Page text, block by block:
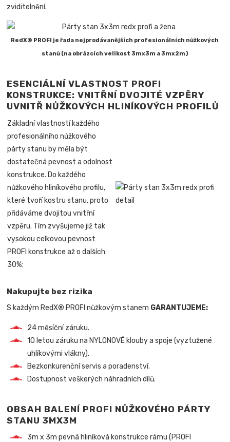
zviditelnění.
RedX® PROFI je řada nejprodávanějších profesionálních nůžkových
stanů (na obrázcích velikost 3mx3m a 3mx2m)
ESENCIÁLNÍ VLASTNOST PROFI
KONSTRUKCE: VNITŘNÍ DVOJITÉ VZPĚRY
UVNITŘ NŮŽKOVÝCH HLINÍKOVÝCH PROFILŮ
Základní vlastností každého
profesionálního nůžkového
párty stanu by měla být
dostatečná pevnost a odolnost
konstrukce. Do každého
nůžkového hliníkového profilu,
které tvoří kostru stanu, proto
přidáváme dvojitou vnitřní
vzpěru. Tím zvyšujeme již tak
vysokou celkovou pevnost
PROFI konstrukce až o dalších
30%:
Nakupujte bez rizika
S každým RedX® PROFI nůžkovým stanem GARANTUJEME:
24 měsíční záruku.
10 letou záruku na NYLONOVÉ klouby a spoje (vyztužené
uhlíkovými vlákny).
Bezkonkurenční servis a poradenství.
Dostupnost veškerých náhradních dílů.
OBSAH BALENÍ PROFI NŮŽKOVÉHO PÁRTY
STANU 3MX3M
3m x 3m pevná hliníková konstrukce rámu (PROFI